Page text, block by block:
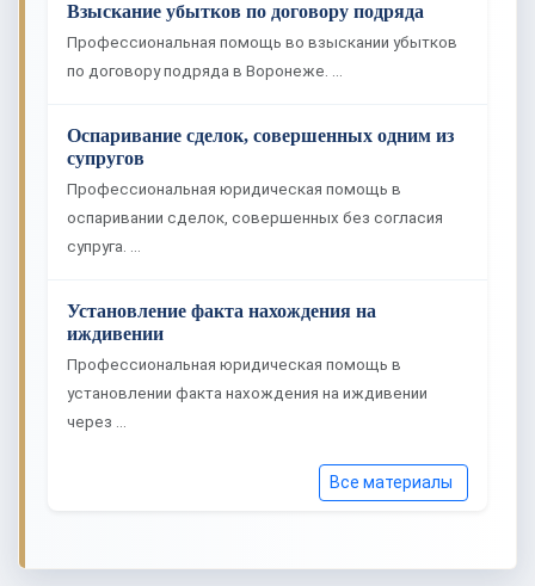
Взыскание убытков по договору подряда
Профессиональная помощь во взыскании убытков
по договору подряда в Воронеже. …
Оспаривание сделок, совершенных одним из
супругов
Профессиональная юридическая помощь в
оспаривании сделок, совершенных без согласия
супруга. …
Установление факта нахождения на
иждивении
Профессиональная юридическая помощь в
установлении факта нахождения на иждивении
через …
Все материалы